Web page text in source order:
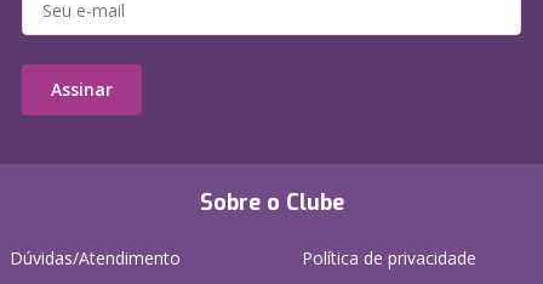
Sobre o Clube
Dúvidas/Atendimento
Política de privacidade
Assinar